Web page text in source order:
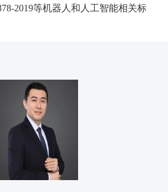
2019等机器人和人工智能相关标